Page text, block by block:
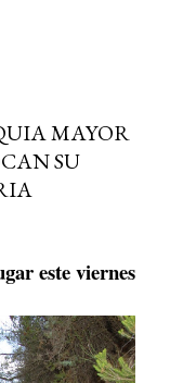
MAYOR
SU
este viernes